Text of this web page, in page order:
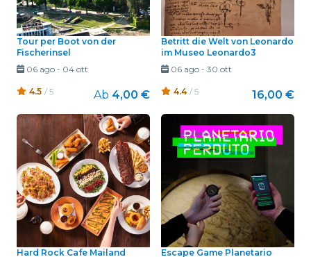
Tour per Boot von der
Fischerinsel
06 ago- 04 ott
4.5 / 5 Ab 4,00 €
Betritt die Welt von Leonardo
im Museo Leonardo3
06 ago- 30 ott
4.4 / 5 16,00 €
Hard Rock Cafe Mailand
Escape Game Planetario